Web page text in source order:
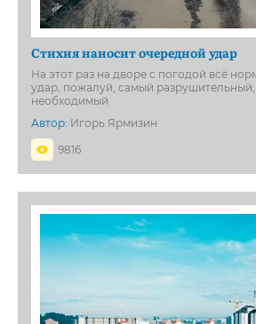
Стихия наносит очередной удар
На этот раз на дворе с погодой всё
удар, пожалуй, самый разрушительный,
необходимый
Автор: Игорь Ярмизин
9816